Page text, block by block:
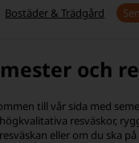
Bostäder & Trädgård
och
till vår sida med
resväskor,
eller om du ska